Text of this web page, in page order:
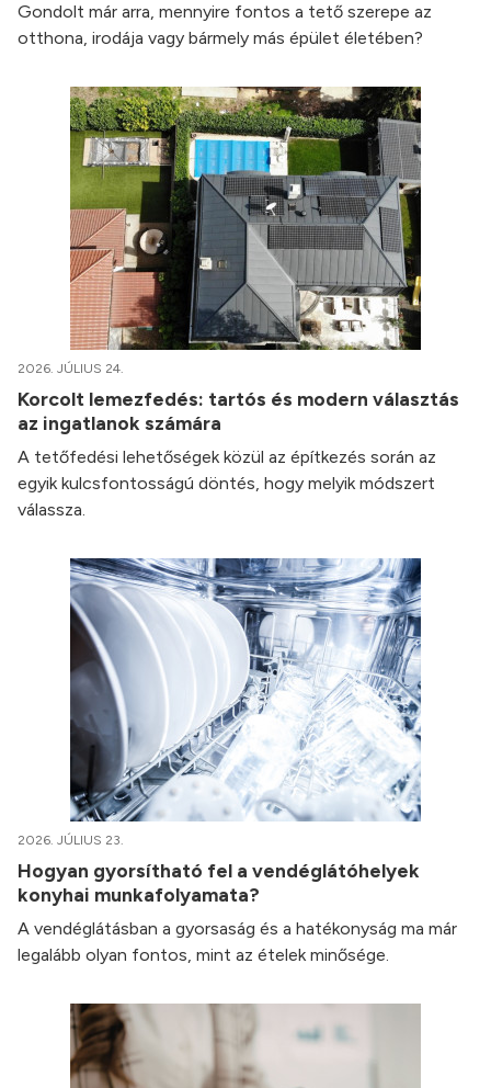
Gondolt már arra, mennyire fontos a tető szerepe az
otthona, irodája vagy bármely más épület életében?
2026. JÚLIUS 24.
Korcolt lemezfedés: tartós és modern választás
az ingatlanok számára
A tetőfedési lehetőségek közül az építkezés során az
egyik kulcsfontosságú döntés, hogy melyik módszert
válassza.
2026. JÚLIUS 23.
Hogyan gyorsítható fel a vendéglátóhelyek
konyhai munkafolyamata?
A vendéglátásban a gyorsaság és a hatékonyság ma már
legalább olyan fontos, mint az ételek minősége.